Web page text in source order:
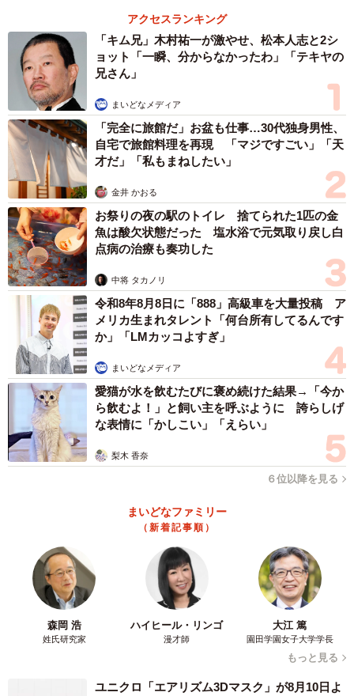
3/4
キッチンカー事業も着々と進んでいます
そのキッチンカー事業は”３密”を避け、弁当や軽食、スイ
ーツなどを販売、テイクアウトできるとして、コロナ禍に
おいて、脚光を浴びている事業のひとつ。買い物難民の救
済や災害時に被災者らへ食事を提供する機能なども期待さ
れ、業者と連携して社会実験を進めている自治体も多い。
深瀬さんは言う。
「スタッフは豪雨災害に遭った人吉に乗り込んでボラン
ティア活動もしたそうです。今後も熊本や人吉の復興のた
めに、野球を通じて勇気と元気を伝えたい。キッチンカー
でおいしい食材を大阪、東京、名古屋などに広めること
で、その手伝いをしたい」
4/4
アクセスランキング
「キム兄」木村祐一が激やせ、松本人志と2シ
ョット「一瞬、分からなかったわ」「テキヤの
兄さん」
まいどなメディア
「完全に旅館だ」お盆も仕事…30代独身男性、
自宅で旅館料理を再現 「マジですごい」「天
才だ」「私もまねしたい」
金井 かおる
お祭りの夜の駅のトイレ 捨てられた1匹の金
魚は酸欠状態だった 塩水浴で元気取り戻し白
点病の治療も奏功した
中将 タカノリ
令和8年8月8日に「888」高級車を大量投稿 ア
メリカ生まれタレント「何台所有してるんです
か」「LMカッコよすぎ」
まいどなメディア
愛猫が水を飲むたびに褒め続けた結果→「今か
ら飲むよ！」と飼い主を呼ぶように 誇らしげ
な表情に「かしこい」「えらい」
梨木 香奈
６位以降を見る
まいどなファミリー
（新着記事順）
森岡 浩
姓氏研究家
ハイヒール・リンゴ
漫才師
大江 篤
園田学園女子大学学長
もっと見る
ユニクロ「エアリズム3Dマスク」が8月10日よ